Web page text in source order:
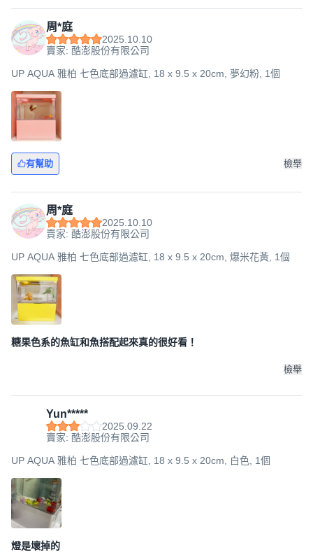
周*庭
2025.10.10
賣家: 酷澎股份有限公司
UP AQUA 雅柏 七色底部過濾缸, 18 x 9.5 x 20cm, 夢幻粉, 1個
有幫助 檢舉
周*庭
2025.10.10
賣家: 酷澎股份有限公司
UP AQUA 雅柏 七色底部過濾缸, 18 x 9.5 x 20cm, 爆米花黃, 1個
糖果色系的魚缸和魚搭配起來真的很好看！
檢舉
Yun*****
2025.09.22
賣家: 酷澎股份有限公司
UP AQUA 雅柏 七色底部過濾缸, 18 x 9.5 x 20cm, 白色, 1個
燈是壞掉的